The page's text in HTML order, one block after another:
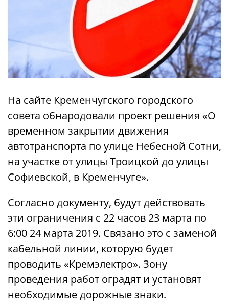
На сайте Кременчугского городского
совета обнародовали проект решения «О
временном закрытии движения
автотранспорта по улице Небесной Сотни,
на участке от улицы Троицкой до улицы
Софиевской, в Кременчуге».
Согласно документу, будут действовать
эти ограничения с 22 часов 23 марта по
6:00 24 марта 2019. Связано это с заменой
кабельной линии, которую будет
проводить «Кремэлектро». Зону
проведения работ оградят и установят
необходимые дорожные знаки.